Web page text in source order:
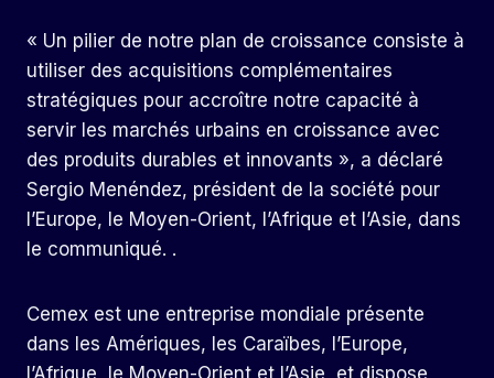
« Un pilier de notre plan de croissance consiste à
utiliser des acquisitions complémentaires
stratégiques pour accroître notre capacité à
servir les marchés urbains en croissance avec
des produits durables et innovants », a déclaré
Sergio Menéndez, président de la société pour
l’Europe, le Moyen-Orient, l’Afrique et l’Asie, dans
le communiqué. .
Cemex est une entreprise mondiale présente
dans les Amériques, les Caraïbes, l’Europe,